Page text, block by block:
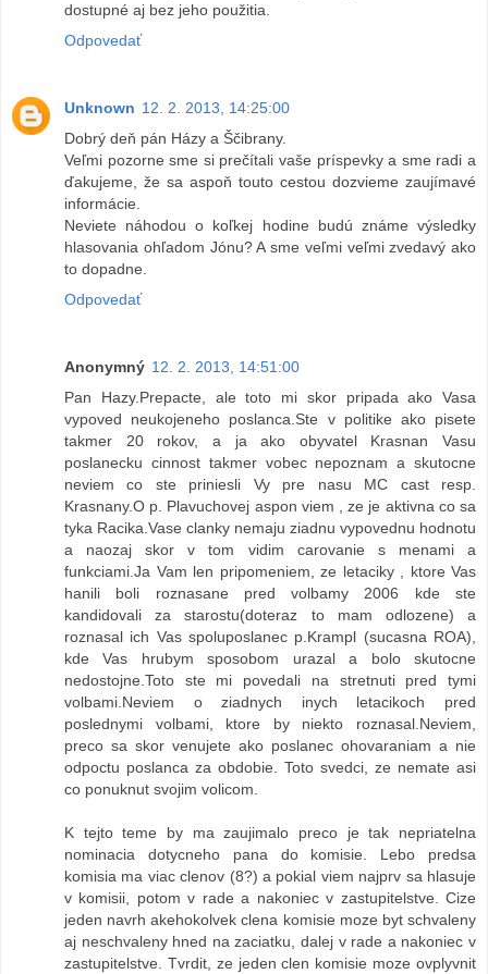
dostupné aj bez jeho použitia.
Odpovedať
Unknown 12. 2. 2013, 14:25:00
Dobrý deň pán Házy a Ščibrany.
Veľmi pozorne sme si prečítali vaše príspevky a sme radi a
ďakujeme, že sa aspoň touto cestou dozvieme zaujímavé
informácie.
Neviete náhodou o koľkej hodine budú známe výsledky
hlasovania ohľadom Jónu? A sme veľmi veľmi zvedavý ako
to dopadne.
Odpovedať
Anonymný 12. 2. 2013, 14:51:00
Pan Hazy.Prepacte, ale toto mi skor pripada ako Vasa
vypoved neukojeneho poslanca.Ste v politike ako pisete
takmer 20 rokov, a ja ako obyvatel Krasnan Vasu
poslanecku cinnost takmer vobec nepoznam a skutocne
neviem co ste priniesli Vy pre nasu MC cast resp.
Krasnany.O p. Plavuchovej aspon viem , ze je aktivna co sa
tyka Racika.Vase clanky nemaju ziadnu vypovednu hodnotu
a naozaj skor v tom vidim carovanie s menami a
funkciami.Ja Vam len pripomeniem, ze letaciky , ktore Vas
hanili boli roznasane pred volbamy 2006 kde ste
kandidovali za starostu(doteraz to mam odlozene) a
roznasal ich Vas spoluposlanec p.Krampl (sucasna ROA),
kde Vas hrubym sposobom urazal a bolo skutocne
nedostojne.Toto ste mi povedali na stretnuti pred tymi
volbami.Neviem o ziadnych inych letacikoch pred
poslednymi volbami, ktore by niekto roznasal.Neviem,
preco sa skor venujete ako poslanec ohovaraniam a nie
odpoctu poslanca za obdobie. Toto svedci, ze nemate asi
co ponuknut svojim volicom.
K tejto teme by ma zaujimalo preco je tak nepriatelna
nominacia dotycneho pana do komisie. Lebo predsa
komisia ma viac clenov (8?) a pokial viem najprv sa hlasuje
v komisii, potom v rade a nakoniec v zastupitelstve. Cize
jeden navrh akehokolvek clena komisie moze byt schvaleny
aj neschvaleny hned na zaciatku, dalej v rade a nakoniec v
zastupitelstve. Tvrdit, ze jeden clen komisie moze ovplyvnit